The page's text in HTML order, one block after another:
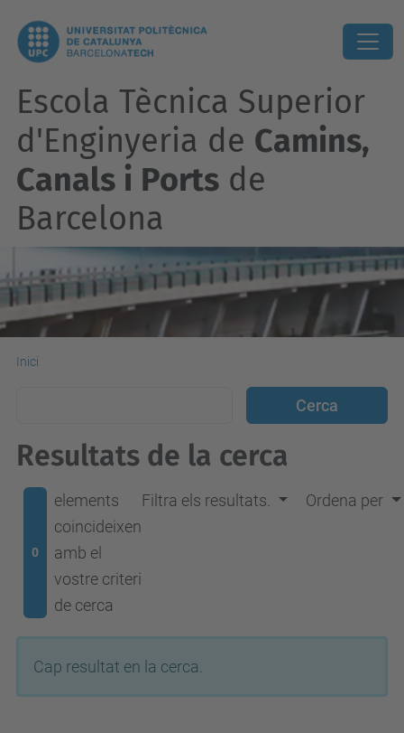
Escola Tècnica Superior
d'Enginyeria de Camins,
Canals i Ports de
Barcelona
Inici
Resultats de la cerca
0
elements
coincideixen
amb el
vostre criteri
de cerca
Filtra els resultats. Ordena per
Cap resultat en la cerca.